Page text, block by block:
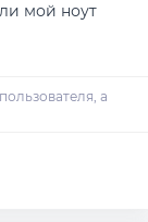
мой ноут